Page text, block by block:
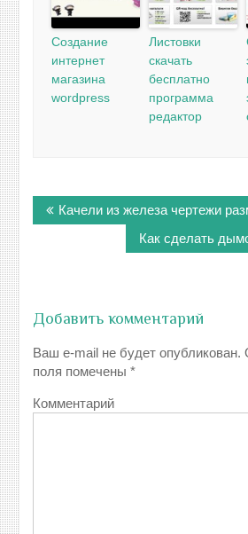
Создание
интернет
магазина
wordpress
Листовки
скачать
бесплатно
программа
редактор
по Качели из железа чертежи
Как сделать
Добавить комментарий
Ваш e-mail не будет опубликован.
поля помечены*
Комментарий